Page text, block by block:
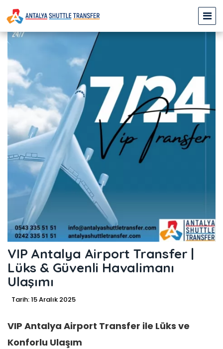
VIP Antalya Airport Transfer |
Lüks & Güvenli Havalimanı
Ulaşımı
Tarih: 15 Aralık 2025
VIP Antalya Airport Transfer ile Lüks ve
Konforlu Ulaşım